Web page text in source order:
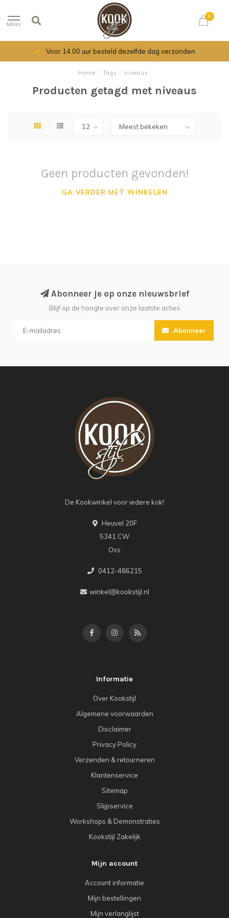
MENU
0
Voor 14.00 uur besteld dezelfde dag verzonden
Home / Tags / niveaus
Producten getagd met niveaus
Geen producten gevonden!
GA VERDER MET WINKELEN
Abonneer je op onze nieuwsbrief
Blijf op de hoogte over onze laatste acties
Abonneer
De Kookwinkel voor iedere kok!
Heuvel 20F
5341 CW
Oss
0412-486215
winkel@kookstijl.nl
Informatie
Over Kookstijl
Algemene voorwaarden
Disclaimer
Privacy Policy
Verzenden & retourneren
Klantenservice
Sitemap
Slijpservice
Workshops & Demonstraties
Kookstijl Zakelijk
Mijn account
Account informatie
Mijn bestellingen
Mijn verlanglijst